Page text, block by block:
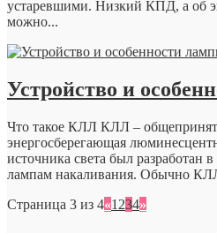
устаревшими. Низкий КПД, а об
можно...
Устройство и
Что такое КЛЛ КЛЛ –
энергосберегающая
источника света был разработан
лампам накаливания. Обычно
Страница 3 из 4«1 234»